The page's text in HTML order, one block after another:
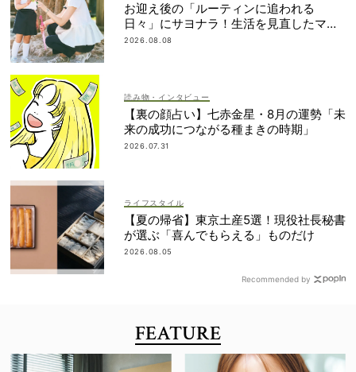
お迎え後の「ルーティンに追われる
日々」にサヨナラ！生活を見直したママ
の変化とは？
2026.08.08
読み物・インタビュー
【裏の顔占い】七赤金星・8月の運勢「未
来の成功につながる種まきの時期」
2026.07.31
ライフスタイル
【夏の帰省】東京土産5選！現役社長秘書
が選ぶ「喜んでもらえる」ものだけ
2026.08.05
Recommended by
FEATURE